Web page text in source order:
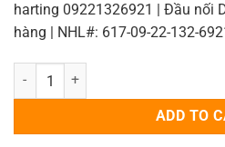
harting 09221326921 | Đầu nối
hàng | NHL#: 617-09-22-132-
Đầu nối DIN 41612 32P 2A MALE R/
ADD TO